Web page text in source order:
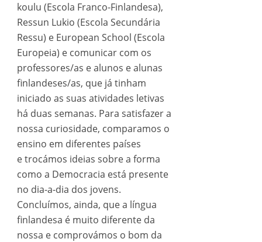
koulu (Escola Franco-Finlandesa),
Ressun Lukio (Escola Secundária
Ressu) e European School (Escola
Europeia) e comunicar com os
professores/as e alunos e alunas
finlandeses/as, que já tinham
iniciado as suas atividades letivas
há duas semanas. Para satisfazer a
nossa curiosidade, comparamos o
ensino em diferentes países
e trocámos ideias sobre a forma
como a Democracia está presente
no dia-a-dia dos jovens.
Concluímos, ainda, que a língua
finlandesa é muito diferente da
nossa e comprovámos o bom da